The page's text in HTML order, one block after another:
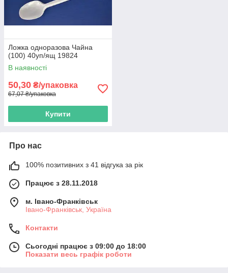
Ложка одноразова Чайна
(100) 40уп/ящ 19824
В наявності
50,30 ₴/упаковка
67,07 ₴/упаковка
Купити
Про нас
100% позитивних з 41 відгука за рік
Працює з 28.11.2018
м. Івано-Франківськ
Івано-Франківськ, Україна
Контакти
Сьогодні працює з 09:00 до 18:00
Показати весь графік роботи